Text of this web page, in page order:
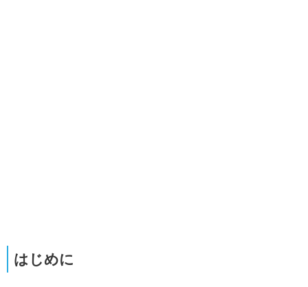
はじめに